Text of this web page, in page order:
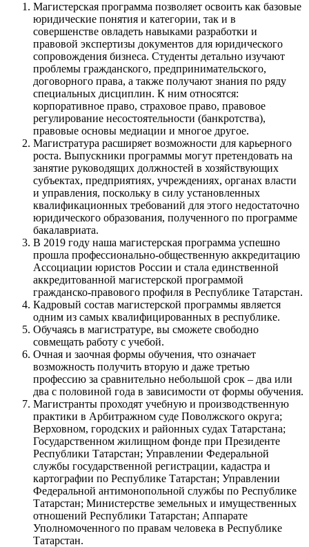
Магистерская программа позволяет освоить как базовые
юридические понятия и категории, так и в
совершенстве овладеть навыками разработки и
правовой экспертизы документов для юридического
сопровождения бизнеса. Студенты детально изучают
проблемы гражданского, предпринимательского,
договорного права, а также получают знания по ряду
специальных дисциплин. К ним относятся:
корпоративное право, страховое право, правовое
регулирование несостоятельности (банкротства),
правовые основы медиации и многое другое.
Магистратура расширяет возможности для карьерного
роста. Выпускники программы могут претендовать на
занятие руководящих должностей в хозяйствующих
субъектах, предприятиях, учреждениях, органах власти
и управления, поскольку в силу установленных
квалификационных требований для этого недостаточно
юридического образования, полученного по программе
бакалавриата.
В 2019 году наша магистерская программа успешно
прошла профессионально-общественную аккредитацию
Ассоциации юристов России и стала единственной
аккредитованной магистерской программой
гражданско-правового профиля в Республике Татарстан.
Кадровый состав магистерской программы является
одним из самых квалифицированных в республике.
Обучаясь в магистратуре, вы сможете свободно
совмещать работу с учебой.
Очная и заочная формы обучения, что означает
возможность получить вторую и даже третью
профессию за сравнительно небольшой срок – два или
два с половиной года в зависимости от формы обучения.
Магистранты проходят учебную и производственную
практики в Арбитражном суде Поволжского округа;
Верховном, городских и районных судах Татарстана;
Государственном жилищном фонде при Президенте
Республики Татарстан; Управлении Федеральной
службы государственной регистрации, кадастра и
картографии по Республике Татарстан; Управлении
Федеральной антимонопольной службы по Республике
Татарстан; Министерстве земельных и имущественных
отношений Республики Татарстан; Аппарате
Уполномоченного по правам человека в Республике
Татарстан.